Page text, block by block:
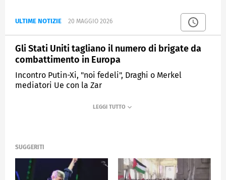
ULTIME NOTIZIE 20 MAGGIO 2026
Gli Stati Uniti tagliano il numero di brigate da
combattimento in Europa
Incontro Putin-Xi, "noi fedeli", Draghi o Merkel
mediatori Ue con la Zar
SUGGERITI